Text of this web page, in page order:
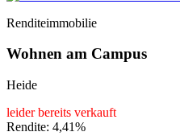
Renditeimmobilie
Wohnen am Campus
Heide
leider bereits verkauft
Rendite: 4,41%